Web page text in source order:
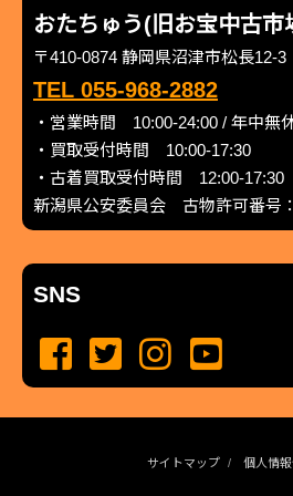
おたちゅう(旧お宝中古市
〒410-0874 静岡県沼津市松長12-3
TEL 055-968-2882
・営業時間 10:00-24:00 / 年中無
・買取受付時間 10:00-17:30
・古着買取受付時間 12:00-17:30
新潟県公安委員会 古物許可番号
SNS
サイトマップ 個人情